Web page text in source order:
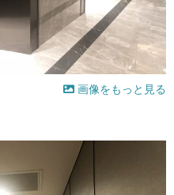
画像をもっと見る